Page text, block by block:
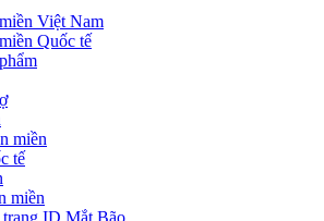
Việt Nam
Quốc tế
miền
tế
miền
ID Mắt Bão